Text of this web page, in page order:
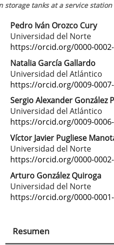
storage tanks at a service station
Contenido
principal
del
artículo
Pedro Iván Orozco Cury
Universidad del Norte
https://orcid.org/0000-
Natalia García Gallardo
Universidad del Atlántico
https://orcid.org/0009-
Sergio Alexander González
Universidad del Atlántico
https://orcid.org/0009-
Víctor Javier Pugliese
Universidad del Norte
https://orcid.org/0000-
Arturo González Quiroga
Universidad del Norte
https://orcid.org/0000-
Resumen